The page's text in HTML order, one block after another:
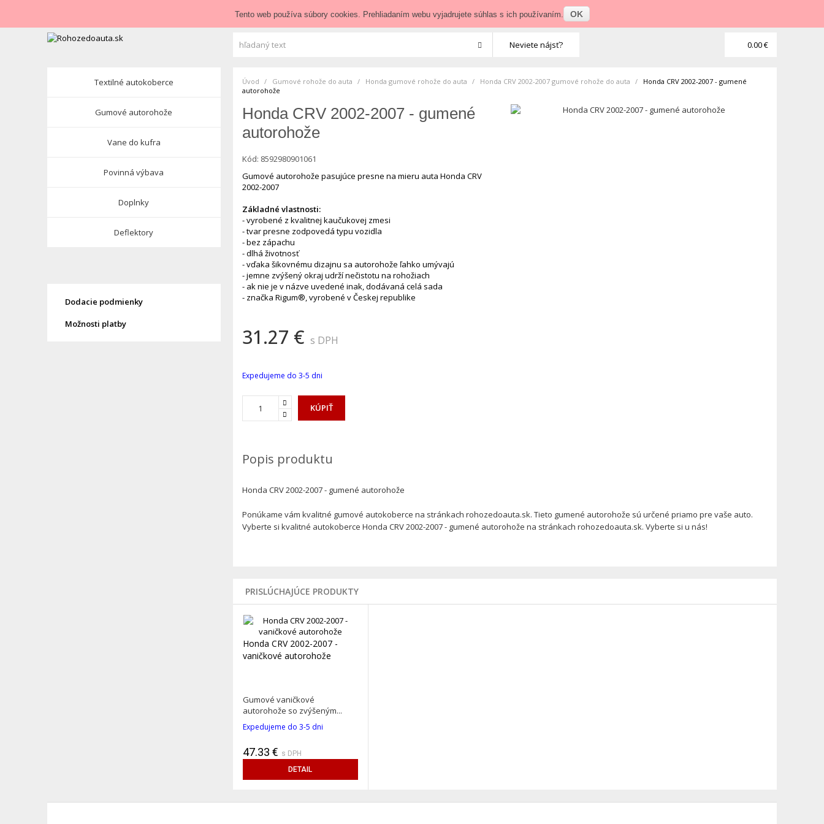
obchod@rohozedoauta.sk
Neviete nájsť? 0.00 €
Textilné autokoberce
Gumové autorohože
Vane do kufra
Povinná výbava
Doplnky
Deflektory
Dodacie podmienky
Možnosti platby
Úvod Gumové rohože do auta Honda gumové rohože do auta Honda CRV 2002-2007 gumové rohože do auta
Honda CRV 2002-2007 - gumené
autorohože
Honda CRV 2002-2007 - gumené
autorohože
Kód: 8592980901061
Gumové autorohože pasujúce presne na mieru auta Honda CRV
2002-2007
Základné vlastnosti:
- vyrobené z kvalitnej kaučukovej zmesi
- tvar presne zodpovedá typu vozidla
- bez zápachu
- dlhá životnosť
- vďaka šikovnému dizajnu sa autorohože ľahko umývajú
- jemne zvýšený okraj udrží nečistotu na rohožiach
- ak nie je v názve uvedené inak, dodávaná celá sada
- značka Rigum®, vyrobené v Českej republike
31.27 € s DPH
Expedujeme do 3-5 dni
KÚPIŤ
Popis produktu
Honda CRV 2002-2007 - gumené autorohože
Ponúkame vám kvalitné gumové autokoberce na stránkach rohozedoauta.sk. Tieto gumené autorohože sú určené priamo pre vaše auto.
Vyberte si kvalitné autokoberce Honda CRV 2002-2007 - gumené autorohože na stránkach rohozedoauta.sk. Vyberte si u nás!
PRISLÚCHAJÚCE PRODUKTY
Honda CRV 2002-2007 -
vaničkové autorohože
Gumové vaničkové
autorohože so zvýšeným...
Expedujeme do 3-5 dni
47.33 € s DPH
DETAIL
Tento web používa súbory cookies. Prehliadaním webu vyjadrujete súhlas s ich používaním. OK